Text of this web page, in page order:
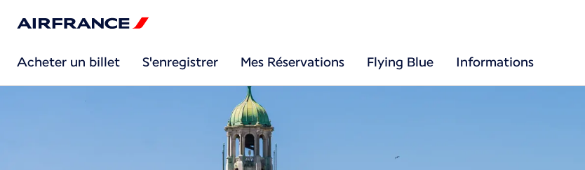
Acheter un billet S'enregistrer Mes Réservations Flying Blue Informations